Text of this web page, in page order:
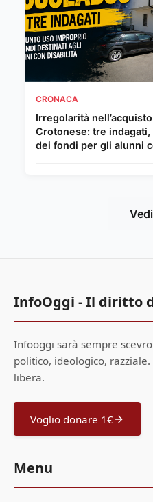
CRONACA
Irregolarità
Crotonese: tre indagati,
dei fondi per gli alunni
InfoOggi - Il diritto
Infooggi sarà sempre
politico, ideologico,
libera.
Voglio donare 1€
Menu